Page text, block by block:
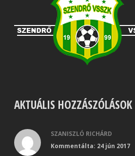
AKTUÁLIS HOZZÁSZÓLÁSOK
SZANISZLÓ RICHÁRD
Kommentálta: 24 jún 2017